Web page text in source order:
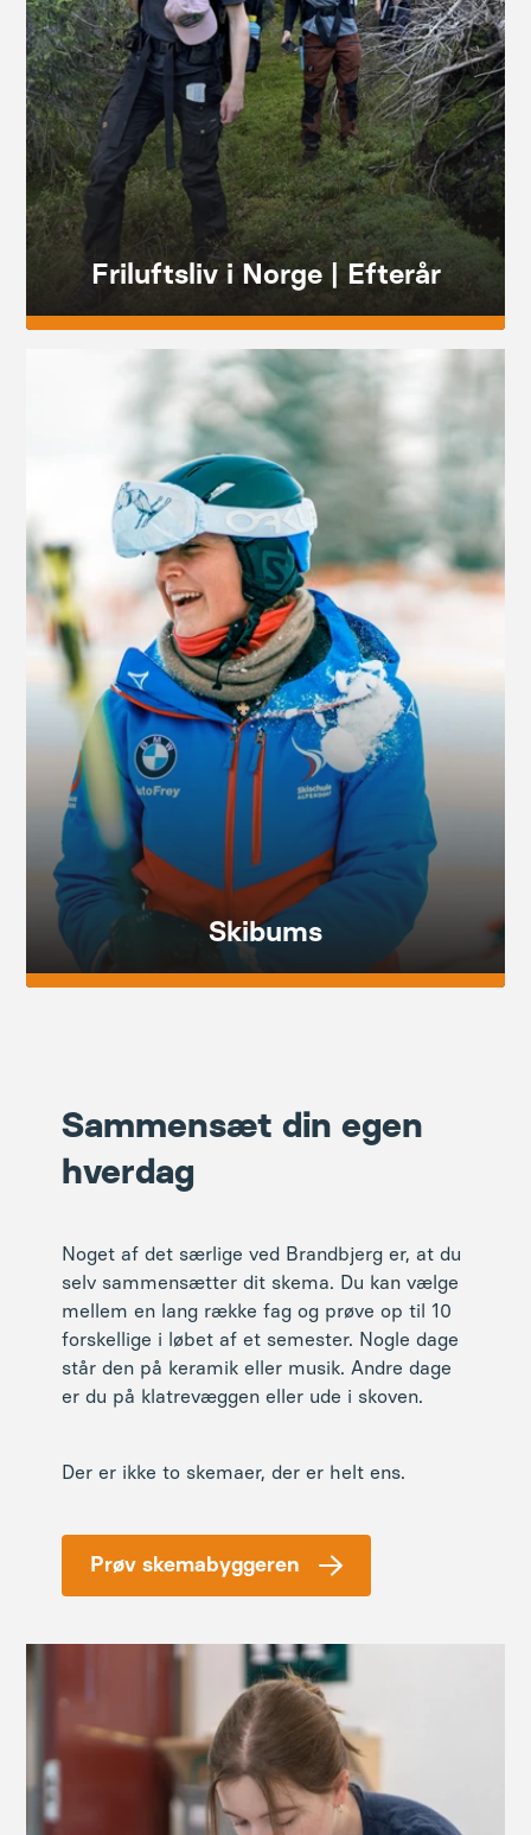
Friluftsliv i Norge | Efterår
Skibums
Sammensæt din egen
hverdag
Noget af det særlige ved Brandbjerg er, at du
selv sammensætter dit skema. Du kan vælge
mellem en lang række fag og prøve op til 10
forskellige i løbet af et semester. Nogle dage
står den på keramik eller musik. Andre dage
er du på klatrevæggen eller ude i skoven.
Der er ikke to skemaer, der er helt ens.
Prøv skemabyggeren